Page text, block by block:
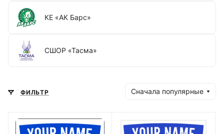
КЕ «АК Барс»
СШОР «Тасма»
ФИЛЬТР Сначала популярные